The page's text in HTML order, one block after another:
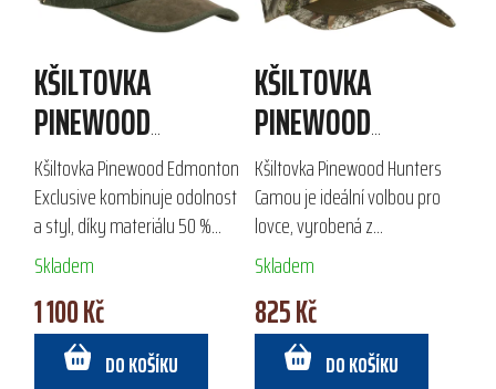
KŠILTOVKA
PINEWOOD
EDMONTON
EXCLUSIVE
Kšiltovka Pinewood Edmonton
Exclusive kombinuje odolnost
a styl, díky materiálu 50 %
vlna a 50 % polyester. S
kovovou sponou na zadní
straně pro snadné
přizpůsobení velikosti...
Skladem
1 100 Kč
DO KOŠÍKU
KŠILTOVKA
PINEWOOD
HUNTERS CAMOU
Kšiltovka Pinewood Hunters
Camou je ideální volbou pro
lovce, vyrobená z
impregnovaného polyesteru,
který zajišťuje
voděodpudivost. Díky
nastavitelnému suchému zipu
se skvěle...
Skladem
825 Kč
DO KOŠÍKU